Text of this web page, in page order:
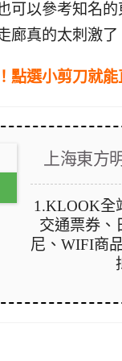
可以參考知名
廊真的太刺激了
點選小剪刀就能
上海東方
1.KLOOK全
交通票券、
尼、WIFI商